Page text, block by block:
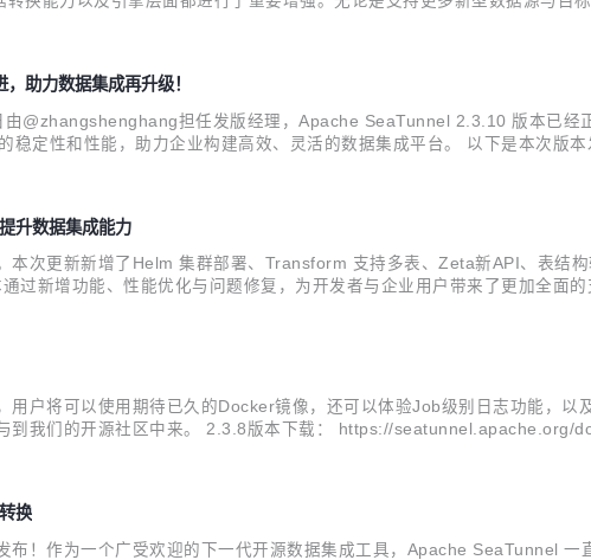
助力数据集成再升级！
@zhangshenghang担任发版经理，Apache SeaTunnel 2.3.10 版本已经
稳定性和性能，助力企业构建高效、灵活的数据集成平台。 以下是本次版
升数据集成能力
次更新新增了Helm 集群部署、Transform 支持多表、Zeta新API、表结
过新增功能、性能优化与问题修复，为开发者与企业用户带来了更加全
户将可以使用期待已久的Docker镜像，还可以体验Job级别日志功能，
到我们的开源社区中来。 2.3.8版本下载： https://seatunnel.apache.org/
换
！作为一个广受欢迎的下一代开源数据集成工具，Apache SeaTunnel 一